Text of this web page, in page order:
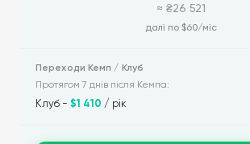
≈ ₴26 521
далі по $60/міс
Протягом 7 днів після Кемпа:
Клуб - $1 410 / рік